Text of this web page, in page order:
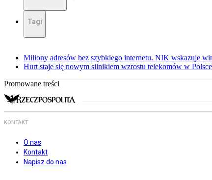
Tagi
Miliony adresów bez szybkiego internetu. NIK wskazuje
Hurt staje się nowym silnikiem wzrostu telekomów w Polsce
Promowane treści
KONTAKT
O nas
Kontakt
Napisz do nas